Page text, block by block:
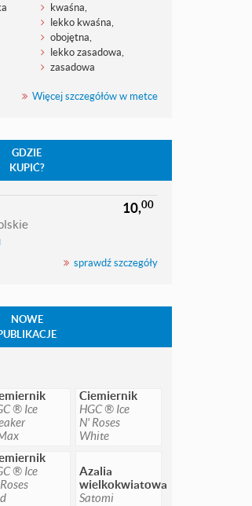
kwaśna,
lekko kwaśna,
obojętna,
lekko zasadowa,
zasadowa
Więcej szczegółów w metce
GDZIE
KUPIĆ?
10,00
sprawdź szczegóły
NOWE
® Ice
Ciemiernik
HGC ® Ice
N' Roses
White
® Ice
Azalia
wielkokwiatowa
Satomi